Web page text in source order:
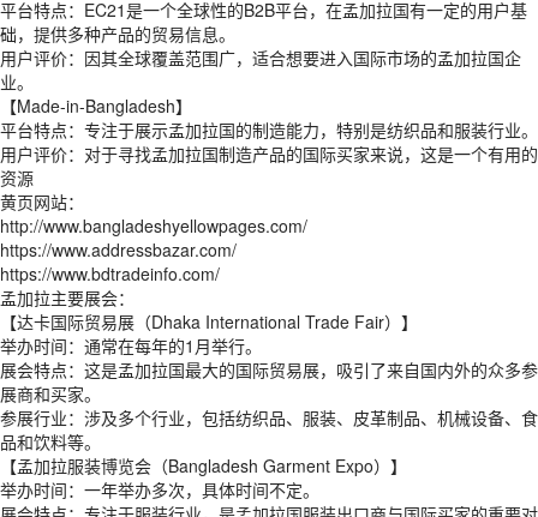
平台特点：EC21是一个全球性的B2B平台，在孟加拉国有一定的用户基
础，提供多种产品的贸易信息。
用户评价：因其全球覆盖范围广，适合想要进入国际市场的孟加拉国企
业。
【Made-in-Bangladesh】
平台特点：专注于展示孟加拉国的制造能力，特别是纺织品和服装行业。
用户评价：对于寻找孟加拉国制造产品的国际买家来说，这是一个有用的
资源
黄页网站：
http://www.bangladeshyellowpages.com/
https://www.addressbazar.com/
https://www.bdtradeinfo.com/
孟加拉主要展会：
【达卡国际贸易展（Dhaka International Trade Fair）】
举办时间：通常在每年的1月举行。
展会特点：这是孟加拉国最大的国际贸易展，吸引了来自国内外的众多参
展商和买家。
参展行业：涉及多个行业，包括纺织品、服装、皮革制品、机械设备、食
品和饮料等。
【孟加拉服装博览会（Bangladesh Garment Expo）】
举办时间：一年举办多次，具体时间不定。